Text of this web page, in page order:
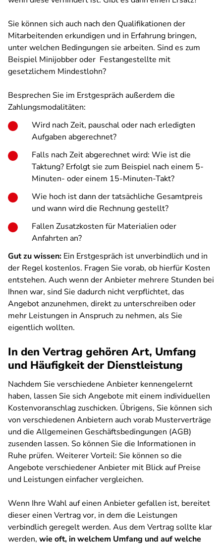
Sie können sich auch nach den Qualifikationen der
Mitarbeitenden erkundigen und in Erfahrung bringen,
unter welchen Bedingungen sie arbeiten. Sind es zum
Beispiel Minijobber oder Festangestellte mit
gesetzlichem Mindestlohn?
Besprechen Sie im Erstgespräch außerdem die
Zahlungsmodalitäten:
Wird nach Zeit, pauschal oder nach erledigten
Aufgaben abgerechnet?
Falls nach Zeit abgerechnet wird: Wie ist die
Taktung? Erfolgt sie zum Beispiel nach einem 5-
Minuten- oder einem 15-Minuten-Takt?
Wie hoch ist dann der tatsächliche Gesamtpreis
und wann wird die Rechnung gestellt?
Fallen Zusatzkosten für Materialien oder
Anfahrten an?
Gut zu wissen: Ein Erstgespräch ist unverbindlich und in
der Regel kostenlos. Fragen Sie vorab, ob hierfür Kosten
entstehen. Auch wenn der Anbieter mehrere Stunden bei
Ihnen war, sind Sie dadurch nicht verpflichtet, das
Angebot anzunehmen, direkt zu unterschreiben oder
mehr Leistungen in Anspruch zu nehmen, als Sie
eigentlich wollten.
In den Vertrag gehören Art, Umfang
und Häufigkeit der Dienstleistung
Nachdem Sie verschiedene Anbieter kennengelernt
haben, lassen Sie sich Angebote mit einem individuellen
Kostenvoranschlag zuschicken. Übrigens, Sie können sich
von verschiedenen Anbietern auch vorab Musterverträge
und die Allgemeinen Geschäftsbedingungen (AGB)
zusenden lassen. So können Sie die Informationen in
Ruhe prüfen. Weiterer Vorteil: Sie können so die
Angebote verschiedener Anbieter mit Blick auf Preise
und Leistungen einfacher vergleichen.
Wenn Ihre Wahl auf einen Anbieter gefallen ist, bereitet
dieser einen Vertrag vor, in dem die Leistungen
verbindlich geregelt werden. Aus dem Vertrag sollte klar
werden, wie oft, in welchem Umfang und auf welche